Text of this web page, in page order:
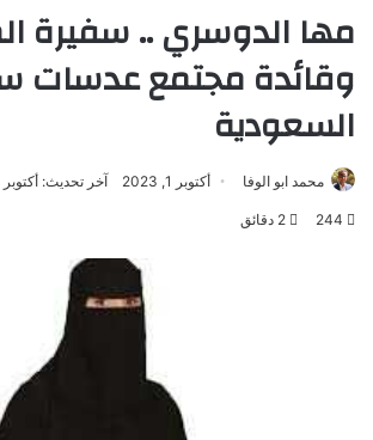
مها الدوسري .. سفيرة
وقائدة مجتمع عدسات
السعودية
محمد ابو الوفا أكتوبر 1, 2023 آخر تحديث: أكتوبر 1, 2023
244